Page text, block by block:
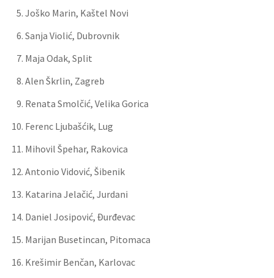
Joško Marin, Kaštel Novi
Sanja Violić, Dubrovnik
Maja Odak, Split
Alen Škrlin, Zagreb
Renata Smolčić, Velika Gorica
Ferenc Ljubašćik, Lug
Mihovil Špehar, Rakovica
Antonio Vidović, Šibenik
Katarina Jelačić, Jurdani
Daniel Josipović, Đurđevac
Marijan Busetincan, Pitomaca
Krešimir Benčan, Karlovac